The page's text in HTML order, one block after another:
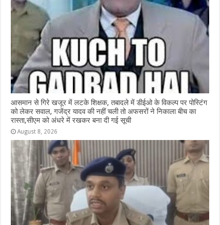
आसमान से गिरे खजूर में लटके शिक्षक, तबादले में डीईओ के विकल्प पर पोस्टिंग
को लेकर सवाल, गजेंद्र यादव की नहीं चली तो अफसरों ने निकाला बीच का
रास्ता,सीएम को अंधरे में रखकर बना दी गई सूची
August 8, 2026